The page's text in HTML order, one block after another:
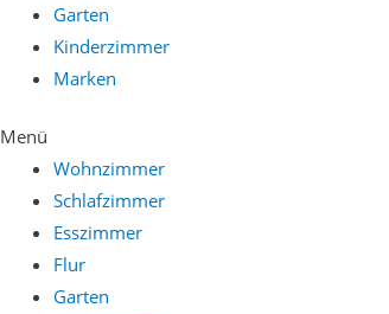
Garten
Kinderzimmer
Marken
Menü
Wohnzimmer
Schlafzimmer
Esszimmer
Flur
Garten